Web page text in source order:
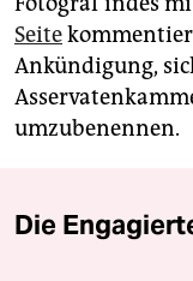
Seite
Ankündigung,
umzubenennen.
Die